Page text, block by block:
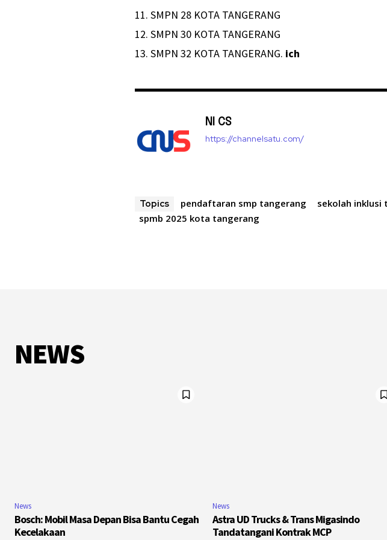
11.⁠ ⁠SMPN 28 KOTA TANGERANG
12.⁠ ⁠SMPN 30 KOTA TANGERANG
13.⁠ ⁠SMPN 32 KOTA TANGERANG. ich
NI CS
https://channelsatu.com/
Topics pendaftaran smp tangerang
sekolah inklusi
spmb 2025 kota tangerang
NEWS
News
Bosch: Mobil Masa Depan Bisa Bantu Cegah
Kecelakaan
News
Astra UD Trucks & Trans Migasindo
Tandatangani Kontrak MCP